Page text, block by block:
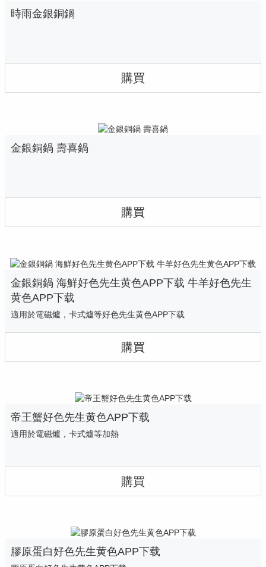
時雨金銀銅鍋
購買
金銀銅鍋 壽喜鍋
購買
金銀銅鍋 海鮮好色先生黄色APP下载 牛羊好色先生
黄色APP下载
適用於電磁爐，卡式爐等好色先生黄色APP下载
購買
帝王蟹好色先生黄色APP下载
適用於電磁爐，卡式爐等加熱
購買
膠原蛋白好色先生黄色APP下载